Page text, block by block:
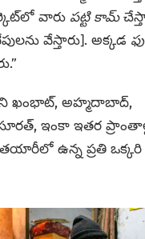
వారు పట్టి కామ్
వేస్తారు]. అక్కడ
ఖంభాట్, అహ్మదాబాద్,
ఇంకా ఇతర
ఉన్న ప్రతి